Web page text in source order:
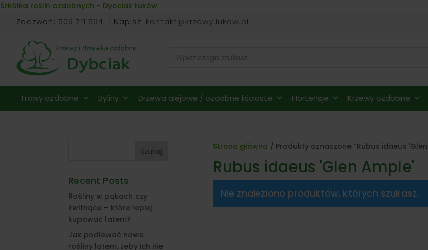
Skip to content
Szkółka roślin ozdobnych – Dybciak Łuków
Zadzwoń: 509 711 564 | Napisz: kontakt@krzewy.lukow.pl
produktów
Trawy ozdobne Byliny Drzewa alejowe / ozdobne liściaste Hortensje Krzewy ozdobne
Strona główna / Produkty oznaczone “Rubus idaeus
Rubus idaeus 'Glen Ample'
Nie znaleziono produktów, których szukasz.
Szukaj
Recent Posts
Rośliny w pąkach czy
kwitnące – które lepiej
kupować latem?
Jak podlewać nowe
rośliny latem, żeby ich nie